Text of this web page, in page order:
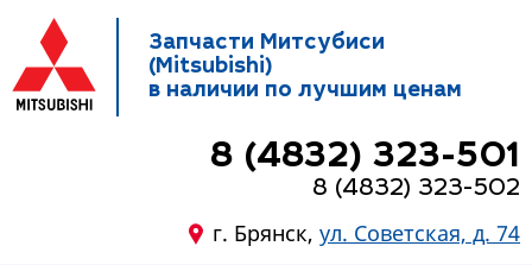
Запчасти Митсубиси
(Mitsubishi)
в наличии по лучшим ценам
8 (4832) 323-501
8 (4832) 323-502
г. Брянск, ул. Советская, д. 74